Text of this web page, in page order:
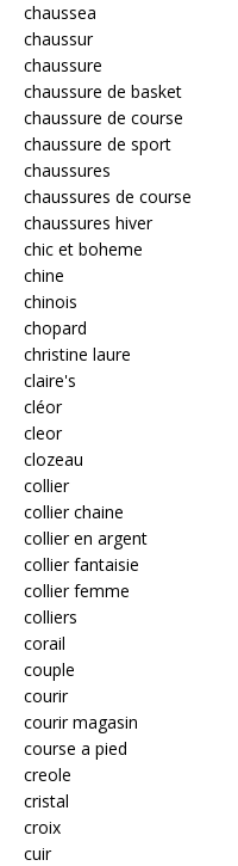
chaussea
chaussur
chaussure
chaussure de basket
chaussure de course
chaussure de sport
chaussures
chaussures de course
chaussures hiver
chic et boheme
chine
chinois
chopard
christine laure
claire's
cléor
cleor
clozeau
collier
collier chaine
collier en argent
collier fantaisie
collier femme
colliers
corail
couple
courir
courir magasin
course a pied
creole
cristal
croix
cuir